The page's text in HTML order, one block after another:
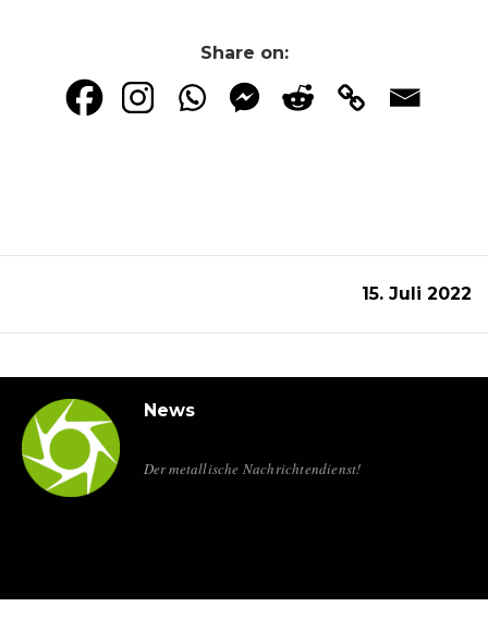
Share on:
15. Juli 2022
News
Der metallische Nachrichtendienst!